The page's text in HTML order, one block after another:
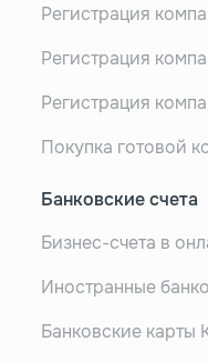
Регистрация
Регистрация
Регистрация
Покупка готовой
Банковские счета
Бизнес-счета в
Иностранные
Банковские карты